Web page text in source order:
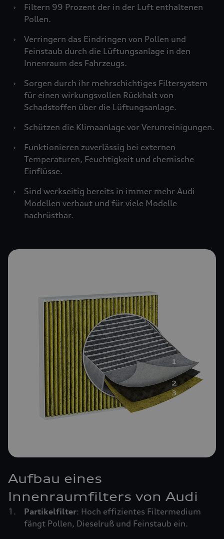
›
Filtern 99 Prozent der in der Luft enthaltenen
Pollen.
›
Verringern das Eindringen von Pollen und
Feinstaub durch die Lüftungsanlage in den
Innenraum des Fahrzeugs.
›
Sorgen durch ihr mehrschichtiges Filtersystem
für einen wirkungsvollen Rückhalt von
Schadstoffen über die Lüftungsanlage.
›
Schützen die Klimaanlage vor Verunreinigungen.
›
Funktionieren zuverlässig bei externen
Temperaturen, Feuchtigkeit und chemische
Einflüsse.
›
Sind werkseitig bereits in immer mehr Audi
Modellen verbaut und für viele Modelle
nachrüstbar.
Aufbau eines
Innenraumfilters von Audi
Partikelfilter: Hoch effizientes Filtermedium
fängt Pollen, Dieselruß und Feinstaub ein.